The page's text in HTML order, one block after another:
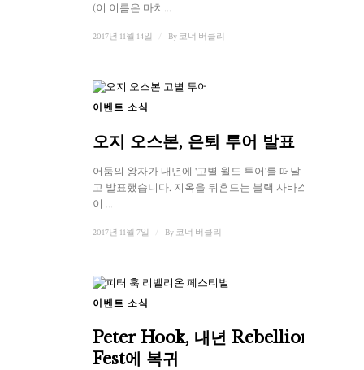
(이 이름은 마치...
2017년 11월 14일 By 코너 버클리
이벤트 소식
오지 오스본, 은퇴 투어 발표
어둠의 왕자가 내년에 '고별 월드 투어'를 떠날 것이라
고 발표했습니다. 지옥을 뒤흔드는 블랙 사바스 보컬
이 ...
2017년 11월 7일 By 코너 버클리
이벤트 소식
Peter Hook, 내년 Rebellion
Fest에 복귀